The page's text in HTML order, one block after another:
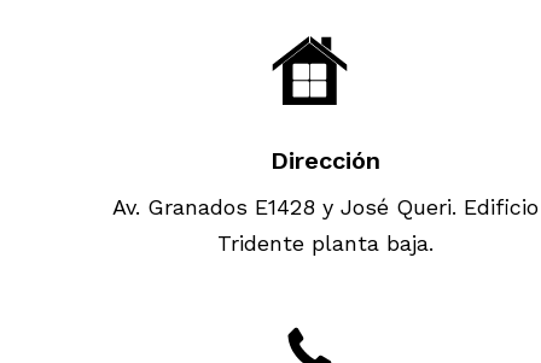
Dirección
Av. Granados E1428 y José Queri. Edificio
Tridente planta baja.